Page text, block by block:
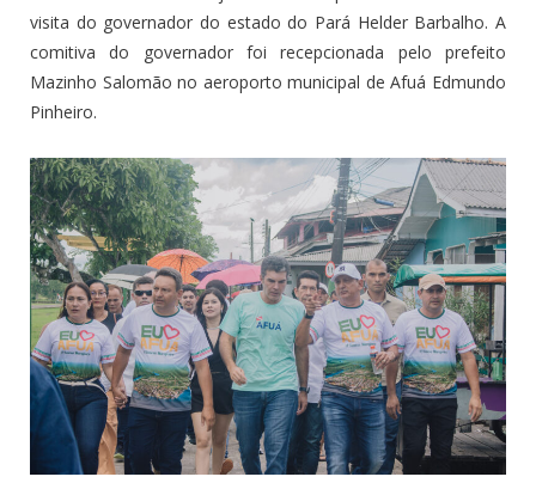
visita do governador do estado do Pará Helder Barbalho. A
comitiva do governador foi recepcionada pelo prefeito
Mazinho Salomão no aeroporto municipal de Afuá Edmundo
Pinheiro.